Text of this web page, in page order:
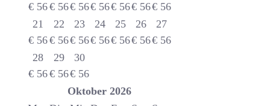
€ 56€ 56€ 56€ 56€ 56€ 56€ 56
21
€ 56
22
€ 56
23
€ 56
24
€ 56
25
€ 56
26
€ 56
27
€ 56
28
€ 56
29
€ 56
30
€ 56
Oktober 2026